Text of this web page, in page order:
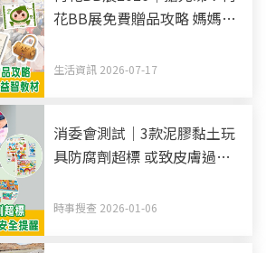
花BB展免費贈品攻略 媽媽會
生活資訊 2026-07-17
消委會測試｜3款泥膠黏土玩
具防腐劑超標 或致皮膚過敏
時事搜查 2026-01-06